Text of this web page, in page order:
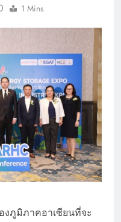
1 Mins
งภูมิภาคอาเซียนที่จะ